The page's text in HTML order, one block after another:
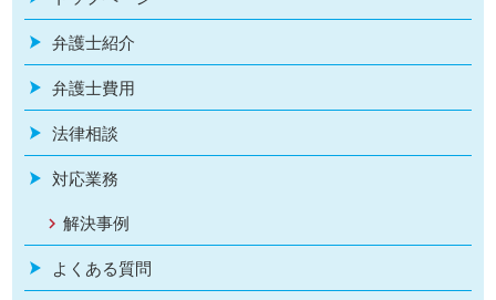
弁護士紹介
弁護士費用
法律相談
対応業務
解決事例
よくある質問